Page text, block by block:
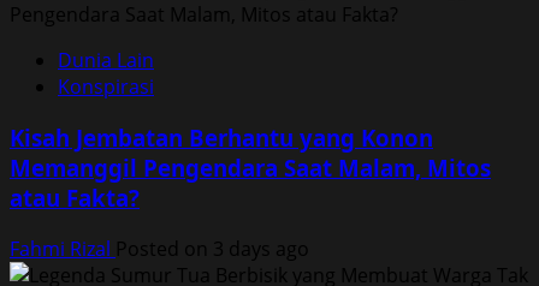
Dunia Lain
Konspirasi
Kisah Jembatan Berhantu yang Konon
Memanggil Pengendara Saat Malam, Mitos
atau Fakta?
Fahmi Rizal Posted on 3 days ago